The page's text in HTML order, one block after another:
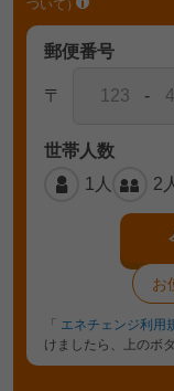
ついて）
郵便番号
〒 -
世帯人数
1人
2
お
「 エネチェンジ利用
けましたら、上のボ